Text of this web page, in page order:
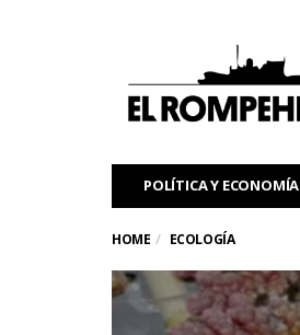
POLÍTICA Y ECONOMÍA
HOME ECOLOGÍA